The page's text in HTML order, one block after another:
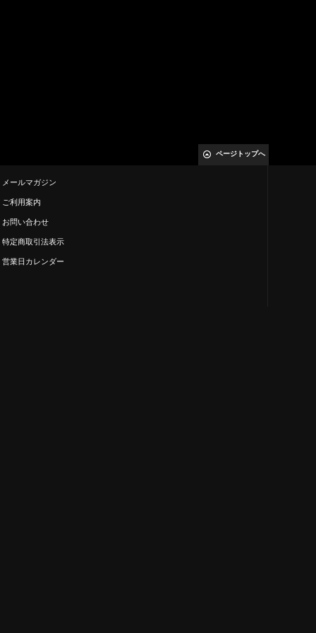
ページトップへ
メールマガジン
ご利用案内
お問い合わせ
特定商取引法表示
営業日カレンダー